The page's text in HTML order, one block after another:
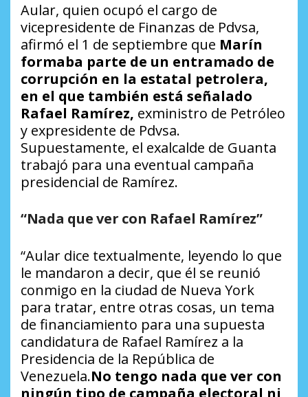
Aular, quien ocupó el cargo de
vicepresidente de Finanzas de Pdvsa,
afirmó el 1 de septiembre que Marín
formaba parte de un entramado de
corrupción en la estatal petrolera,
en el que también está señalado
Rafael Ramírez, exministro de Petróleo
y expresidente de Pdvsa.
Supuestamente, el exalcalde de Guanta
trabajó para una eventual campaña
presidencial de Ramírez.
“Nada que ver con Rafael Ramírez”
“Aular dice textualmente, leyendo lo que
le mandaron a decir, que él se reunió
conmigo en la ciudad de Nueva York
para tratar, entre otras cosas, un tema
de financiamiento para una supuesta
candidatura de Rafael Ramírez a la
Presidencia de la República de
Venezuela.No tengo nada que ver con